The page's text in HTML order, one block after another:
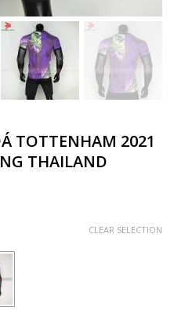
TOTTENHAM 2021
THAILAND
CLEAR SELECTION